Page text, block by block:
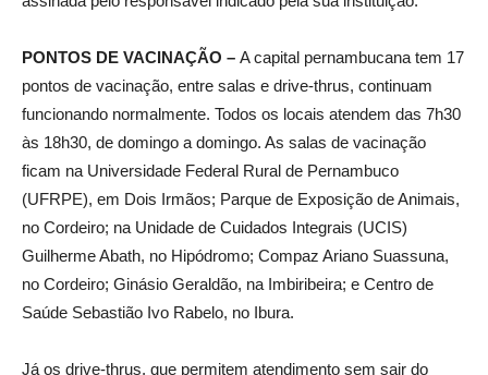
PONTOS DE VACINAÇÃO – A capital pernambucana tem 17
pontos de vacinação, entre salas e drive-thrus, continuam
funcionando normalmente. Todos os locais atendem das 7h30
às 18h30, de domingo a domingo. As salas de vacinação
ficam na Universidade Federal Rural de Pernambuco
(UFRPE), em Dois Irmãos; Parque de Exposição de Animais,
no Cordeiro; na Unidade de Cuidados Integrais (UCIS)
Guilherme Abath, no Hipódromo; Compaz Ariano Suassuna,
no Cordeiro; Ginásio Geraldão, na Imbiribeira; e Centro de
Saúde Sebastião Ivo Rabelo, no Ibura.
Já os drive-thrus, que permitem atendimento sem sair do